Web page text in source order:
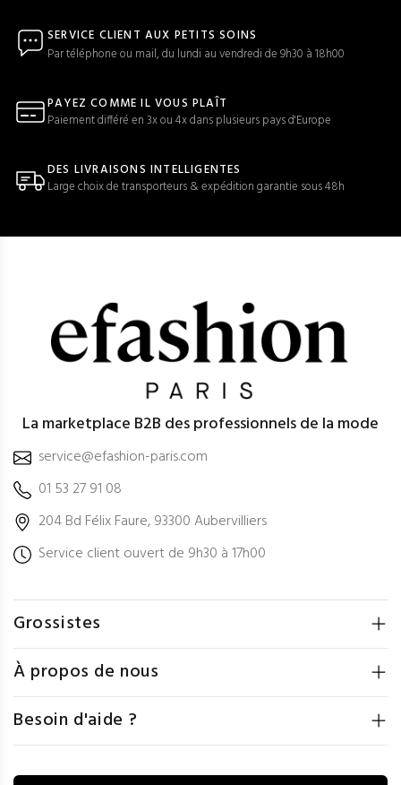
SERVICE CLIENT AUX PETITS SOINS
Par téléphone ou mail, du lundi au vendredi de 9h30 à 18h00
PAYEZ COMME IL VOUS PLAÎT
Paiement différé en 3x ou 4x dans plusieurs pays d'Europe
DES LIVRAISONS INTELLIGENTES
Large choix de transporteurs & expédition garantie sous 48h
La marketplace B2B des professionnels de la mode
service@efashion-paris.com
01 53 27 91 08
204 Bd Félix Faure, 93300 Aubervilliers
Service client ouvert de 9h30 à 17h00
Grossistes
À propos de nous
Besoin d'aide ?